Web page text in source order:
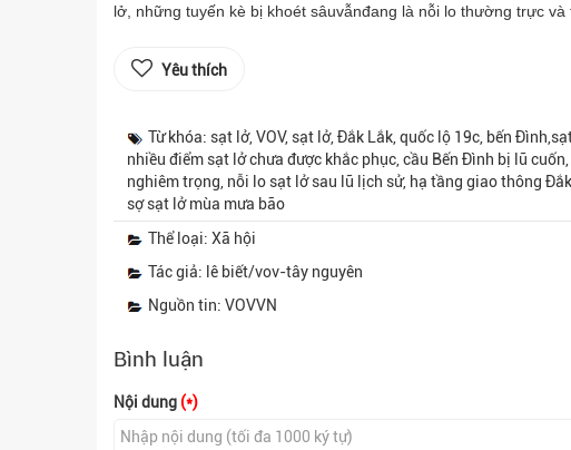
lở, những tuyến kè bị khoét sâuvẫnđang là nỗi lo thường trực
Yêu thích
Từ khóa: sạt lở, VOV, sạt lở, Đắk Lắk, quốc lộ 19c, bến
nhiều điểm sạt lở chưa được khắc phục, cầu Bến Đình bị lũ
nghiêm trọng, nỗi lo sạt lở sau lũ lịch sử, hạ tầng giao thông
sợ sạt lở mùa mưa bão
Thể loại: Xã hội
Tác giả: lê biết/vov-tây nguyên
Nguồn tin: VOVVN
Bình luận
Nội dung (*)